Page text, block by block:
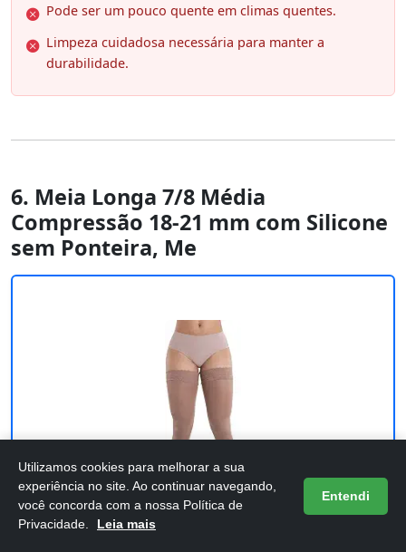
Pode ser um pouco quente em climas quentes.
Limpeza cuidadosa necessária para manter a
durabilidade.
6. Meia Longa 7/8 Média
Compressão 18-21 mm com Silicone
sem Ponteira, Me
Utilizamos cookies para melhorar a sua
experiência no site. Ao continuar navegando,
você concorda com a nossa Política de
Privacidade.
Leia mais
Entendi